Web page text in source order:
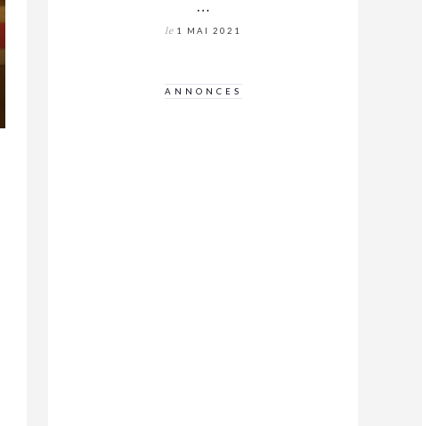
…
le 1 MAI 2021
ANNONCES